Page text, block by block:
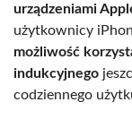
urządzeniami
użytkownicy
możliwość
indukcyjnego
codziennego